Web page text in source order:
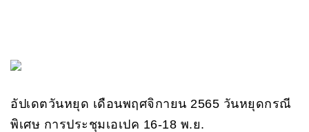
อัปเดตวันหยุด เดือนพฤศจิกายน 2565 วันหยุดกรณี
พิเศษ การประชุมเอเปค 16-18 พ.ย.